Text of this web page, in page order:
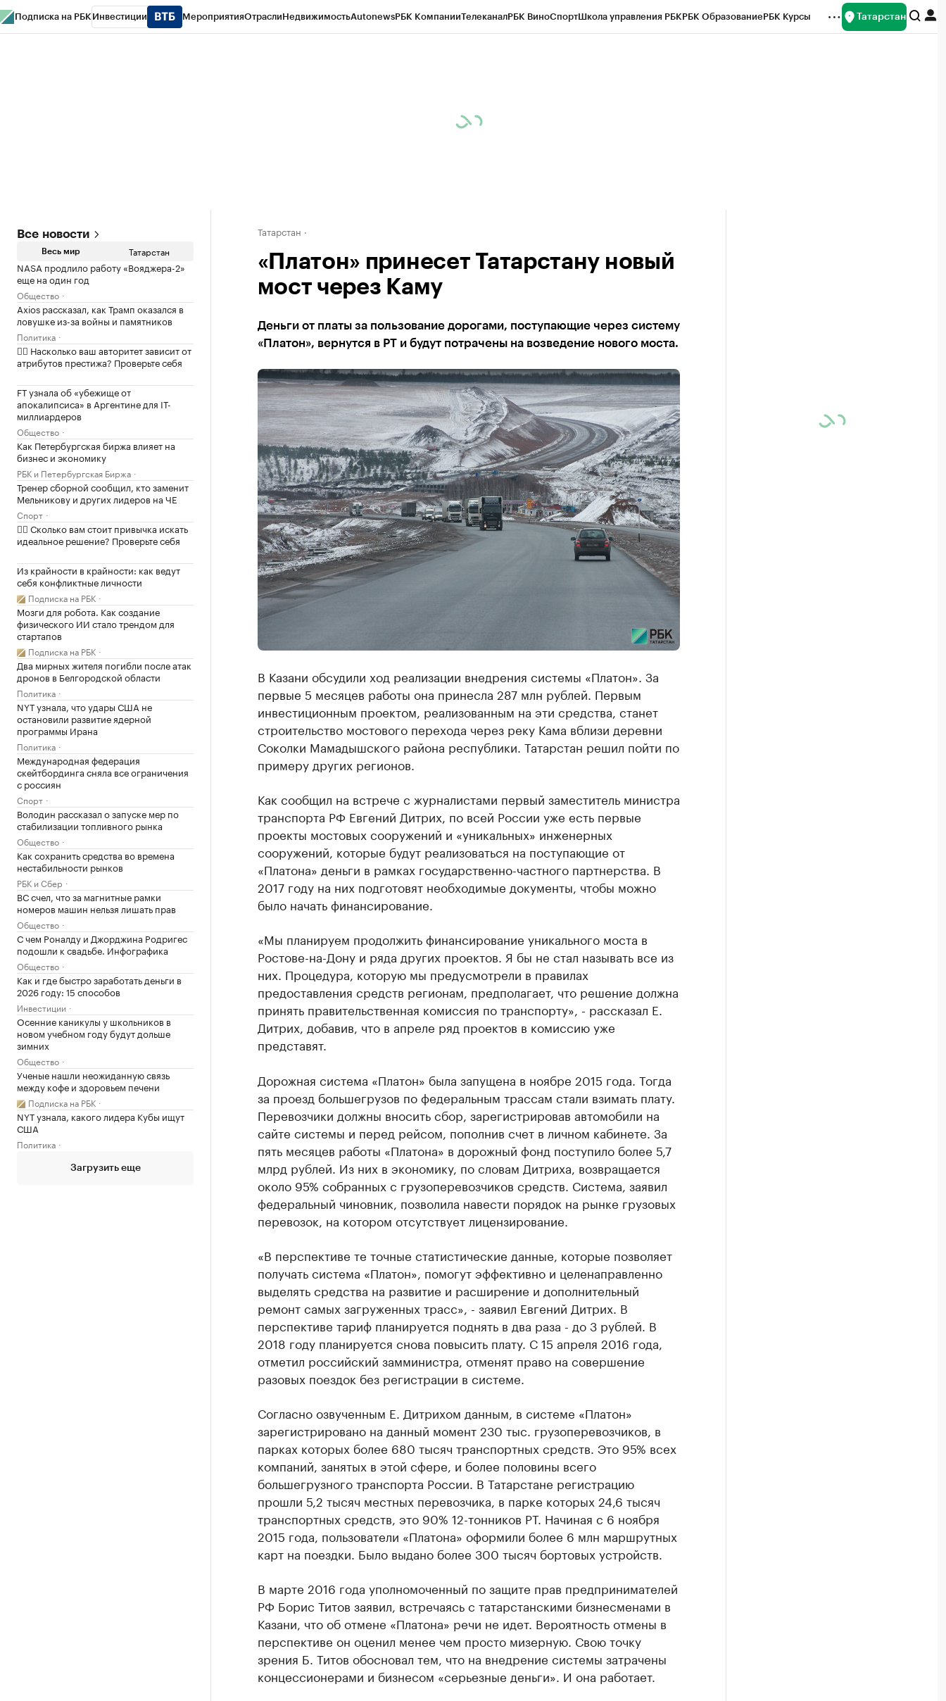
Подписка на РБК Инвестиции МероприятияОтраслиНедвижимостьAutonewsРБК КомпанииТелеканалРБК ВиноСпортШкола управления РБКРБК ОбразованиеРБК Курсы Татарстан
Все новости
Весь мир Татарстан
NASA продлило работу «Вояджера-2»
еще на один год
Общество
Axios рассказал, как Трамп оказался в
ловушке из-за войны и памятников
Политика
✍🏻 Насколько ваш авторитет зависит от
атрибутов престижа? Проверьте себя
FT узнала об «убежище от
апокалипсиса» в Аргентине для IT-
миллиардеров
Общество
Как Петербургская биржа влияет на
бизнес и экономику
РБК и Петербургская Биржа
Тренер сборной сообщил, кто заменит
Мельникову и других лидеров на ЧЕ
Спорт
✍🏻 Сколько вам стоит привычка искать
идеальное решение? Проверьте себя
Из крайности в крайности: как ведут
себя конфликтные личности
Подписка на РБК
Мозги для робота. Как создание
физического ИИ стало трендом для
стартапов
Подписка на РБК
Два мирных жителя погибли после атак
дронов в Белгородской области
Политика
NYT узнала, что удары США не
остановили развитие ядерной
программы Ирана
Политика
Международная федерация
скейтбординга сняла все ограничения
с россиян
Спорт
Володин рассказал о запуске мер по
стабилизации топливного рынка
Общество
Как сохранить средства во времена
нестабильности рынков
РБК и Сбер
ВС счел, что за магнитные рамки
номеров машин нельзя лишать прав
Общество
С чем Роналду и Джорджина Родригес
подошли к свадьбе. Инфографика
Общество
Как и где быстро заработать деньги в
2026 году: 15 способов
Инвестиции
Осенние каникулы у школьников в
новом учебном году будут дольше
зимних
Общество
Ученые нашли неожиданную связь
между кофе и здоровьем печени
Подписка на РБК
NYT узнала, какого лидера Кубы ищут
США
Политика
Загрузить еще
Татарстан
«Платон» принесет Татарстану новый
мост через Каму
Деньги от платы за пользование дорогами, поступающие через систему
«Платон», вернутся в РТ и будут потрачены на возведение нового моста.
В Казани обсудили ход реализации внедрения системы «Платон». За
первые 5 месяцев работы она принесла 287 млн рублей. Первым
инвестиционным проектом, реализованным на эти средства, станет
строительство мостового перехода через реку Кама вблизи деревни
Соколки Мамадышского района республики. Татарстан решил пойти по
примеру других регионов.
Как сообщил на встрече с журналистами первый заместитель министра
транспорта РФ Евгений Дитрих, по всей России уже есть первые
проекты мостовых сооружений и «уникальных» инженерных
сооружений, которые будут реализоваться на поступающие от
«Платона» деньги в рамках государственно-частного партнерства. В
2017 году на них подготовят необходимые документы, чтобы можно
было начать финансирование.
«Мы планируем продолжить финансирование уникального моста в
Ростове-на-Дону и ряда других проектов. Я бы не стал называть все из
них. Процедура, которую мы предусмотрели в правилах
предоставления средств регионам, предполагает, что решение должна
принять правительственная комиссия по транспорту», - рассказал Е.
Дитрих, добавив, что в апреле ряд проектов в комиссию уже
представят.
Дорожная система «Платон» была запущена в ноябре 2015 года. Тогда
за проезд большегрузов по федеральным трассам стали взимать плату.
Перевозчики должны вносить сбор, зарегистрировав автомобили на
сайте системы и перед рейсом, пополнив счет в личном кабинете. За
пять месяцев работы «Платона» в дорожный фонд поступило более 5,7
млрд рублей. Из них в экономику, по словам Дитриха, возвращается
около 95% собранных с грузоперевозчиков средств. Система, заявил
федеральный чиновник, позволила навести порядок на рынке грузовых
перевозок, на котором отсутствует лицензирование.
«В перспективе те точные статистические данные, которые позволяет
получать система «Платон», помогут эффективно и целенаправленно
выделять средства на развитие и расширение и дополнительный
ремонт самых загруженных трасс», - заявил Евгений Дитрих. В
перспективе тариф планируется поднять в два раза - до 3 рублей. В
2018 году планируется снова повысить плату. С 15 апреля 2016 года,
отметил российский замминистра, отменят право на совершение
разовых поездок без регистрации в системе.
Согласно озвученным Е. Дитрихом данным, в системе «Платон»
зарегистрировано на данный момент 230 тыс. грузоперевозчиков, в
парках которых более 680 тысяч транспортных средств. Это 95% всех
компаний, занятых в этой сфере, и более половины всего
большегрузного транспорта России. В Татарстане регистрацию
прошли 5,2 тысяч местных перевозчика, в парке которых 24,6 тысяч
транспортных средств, это 90% 12-тонников РТ. Начиная с 6 ноября
2015 года, пользователи «Платона» оформили более 6 млн маршрутных
карт на поездки. Было выдано более 300 тысяч бортовых устройств.
В марте 2016 года уполномоченный по защите прав предпринимателей
РФ Борис Титов заявил, встречаясь с татарстанскими бизнесменами в
Казани, что об отмене «Платона» речи не идет. Вероятность отмены в
перспективе он оценил менее чем просто мизерную. Свою точку
зрения Б. Титов обосновал тем, что на внедрение системы затрачены
концессионерами и бизнесом «серьезные деньги». И она работает.